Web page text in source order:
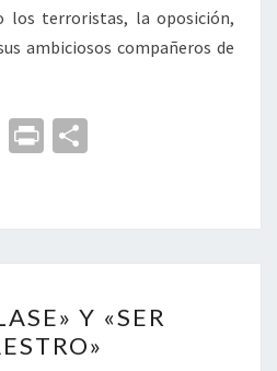
los terroristas, la oposición,
ambiciosos compañeros de
E
l
Pr
p
ar
tir
CLASE»
Y
Y «SER